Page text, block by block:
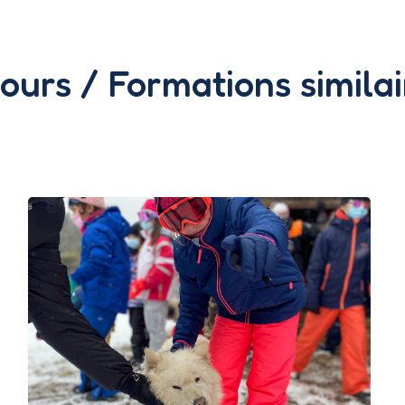
/ Formations